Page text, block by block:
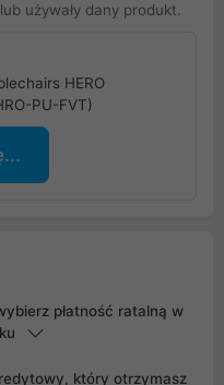
używały dany produkt.
HERO
PU-FVT)
płatność ratalną w
który otrzymasz